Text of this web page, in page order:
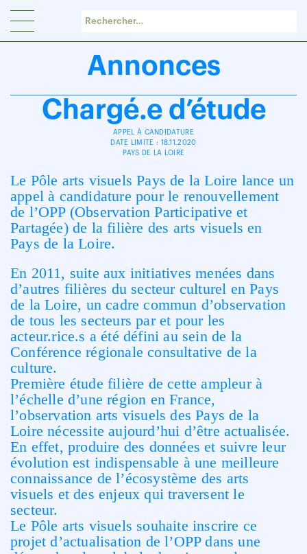
Annonces
Chargé.e d’étude
APPEL À CANDIDATURE
DATE LIMITE : 18.11.2020
PAYS DE LA LOIRE
Le Pôle arts visuels Pays de la Loire lance un
appel à candidature pour le renouvellement
de l’OPP (Observation Participative et
Partagée) de la filière des arts visuels en
Pays de la Loire.
En 2011, suite aux initiatives menées dans
d’autres filières du secteur culturel en Pays
de la Loire, un cadre commun d’observation
de tous les secteurs par et pour les
acteur.rice.s a été défini au sein de la
Conférence régionale consultative de la
culture.
Première étude filière de cette ampleur à
l’échelle d’une région en France,
l’observation arts visuels des Pays de la
Loire nécessite aujourd’hui d’être actualisée.
En effet, produire des données et suivre leur
évolution est indispensable à une meilleure
connaissance de l’écosystème des arts
visuels et des enjeux qui traversent le
secteur.
Le Pôle arts visuels souhaite inscrire ce
projet d’actualisation de l’OPP dans une